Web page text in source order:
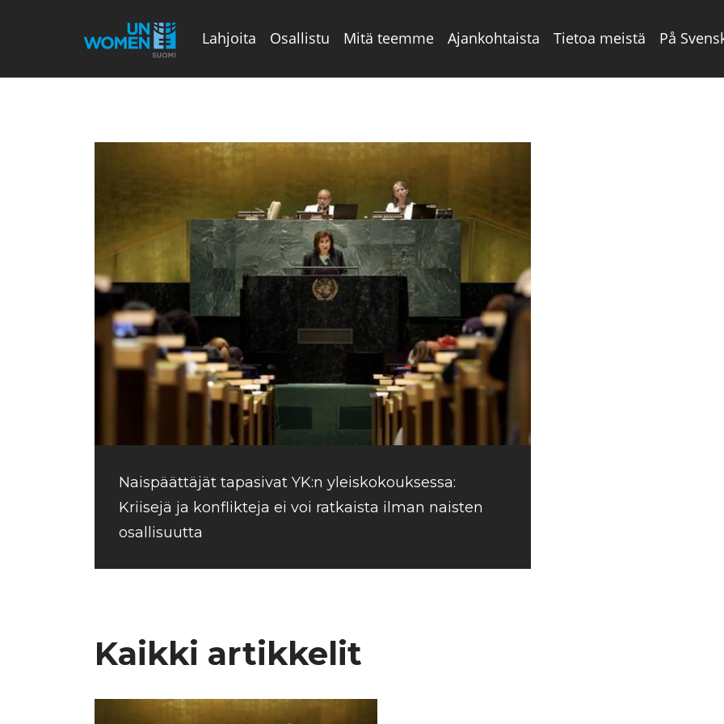
Lahjoita Osallistu Mitä teemme Ajankohtaista Tietoa meistä På
Naispäättäjät tapasivat YK:n yleiskokouksessa:
Kriisejä ja konflikteja ei voi ratkaista ilman naisten
osallisuutta
Kaikki artikkelit